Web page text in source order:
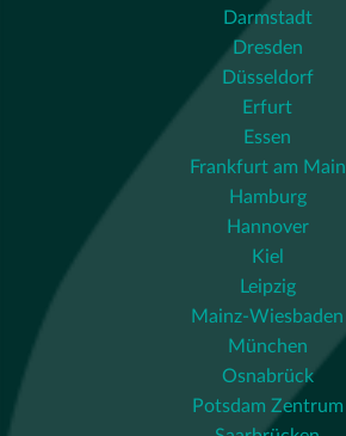
Darmstadt
Dresden
Düsseldorf
Erfurt
Essen
Frankfurt am Main
Hamburg
Hannover
Kiel
Leipzig
Mainz-Wiesbaden
München
Osnabrück
Potsdam Zentrum